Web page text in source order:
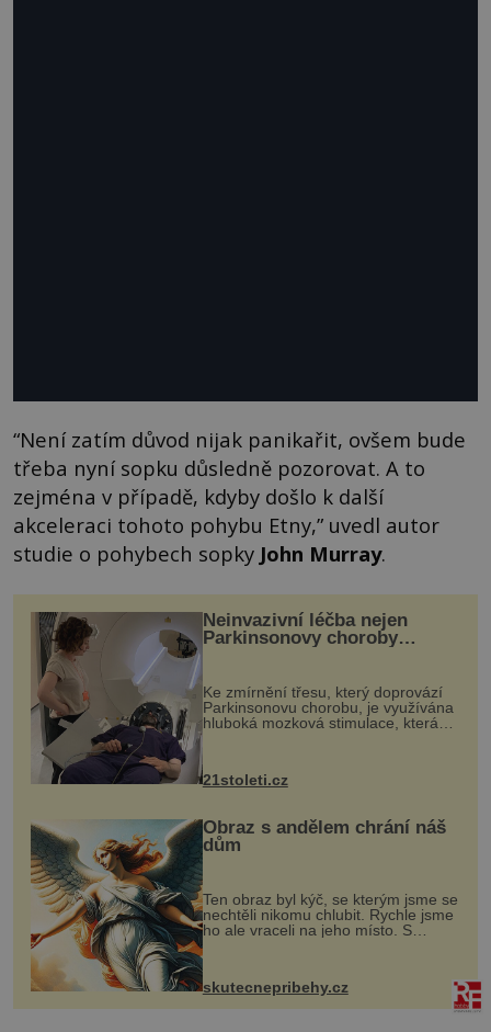
“Není zatím důvod nijak panikařit, ovšem bude
třeba nyní sopku důsledně pozorovat. A to
zejména v případě, kdyby došlo k další
akceleraci tohoto pohybu Etny,” uvedl autor
studie o pohybech sopky John Murray.
Neinvazivní léčba nejen
Parkinsonovy choroby
Ke zmírnění třesu, který doprovází
Parkinsonovu chorobu, je využívána
hluboká mozková stimulace, která
však vyžaduje vysoce invazivní
k dostatečně přesnému zacílení ...
21stoleti.cz
Obraz s andělem chrání náš
dům
Ten obraz byl kýč, se kterým jsme se
nechtěli nikomu chlubit. Rychle jsme
ho ale vraceli na jeho místo. S
manželem Vaškem jsme si pořídili
chaloupku, takový domek na severu
Čech, kde jsme si naplánova...
skutecnepribehy.cz